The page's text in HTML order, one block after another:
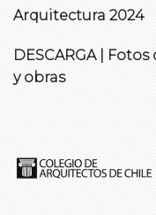
Arquitectura 2024
DESCARGA |
y obras